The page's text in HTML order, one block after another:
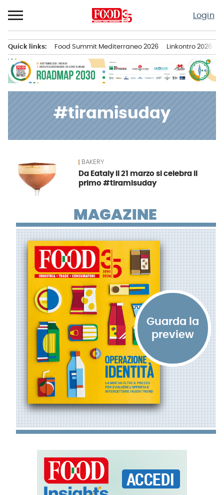
al
contenuto
Login
principale
Quick links: Food Summit Mediterraneo 2026 Linkontro 2026
#tiramisuday
News BAKERY
Da Eataly il 21 marzo si celebra il
primo #tiramisuday
MAGAZINE